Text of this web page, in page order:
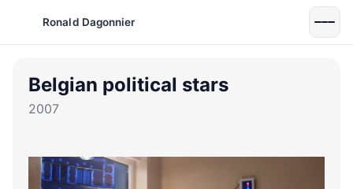
Ronald Dagonnier
Belgian political stars
2007